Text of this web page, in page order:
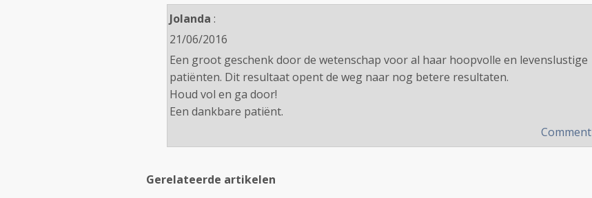
Jolanda :
21/06/2016
Een groot geschenk door de wetenschap voor al haar hoopvolle en levenslustige
patiënten. Dit resultaat opent de weg naar nog betere resultaten.
Houd vol en ga door!
Een dankbare patiënt.
Comment
Gerelateerde artikelen